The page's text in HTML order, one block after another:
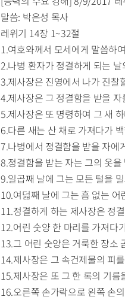
말씀: 박은성 목사
레위기 14장 1~32절
1.여호와께서 모세에게 말씀하
2.나병 환자가 정결하게 되는
3.제사장은 진영에서 나가 진찰
4.제사장은 그 정결함을 받을
5.제사장은 또 명령하여 그 새
6.다른 새는 산 채로 가져다가
7.나병에서 정결함을 받을 자에
8.정결함을 받는 자는 그의 옷
9.일곱째 날에 그는 모든 털을
10.여덟째 날에 그는 흠 없는
11.정결하게 하는 제사장은 정
12.어린 숫양 한 마리를 가져다
13.그 어린 숫양은 거룩한 장소
14.제사장은 그 속건제물의 피
15.제사장은 또 그 한 록의 기
16.오른쪽 손가락으로 왼쪽 손